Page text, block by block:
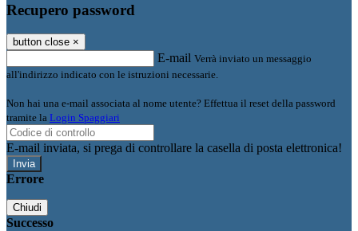
Recupero password
button close ×
E-mail Verrà inviato un messaggio
all'indirizzo indicato con le istruzioni necessarie.
Non hai una e-mail associata al nome utente? Effettua il reset della password
tramite la Login Spaggiari
E-mail inviata, si prega di controllare la casella di posta elettronica!
Errore
Chiudi
Successo